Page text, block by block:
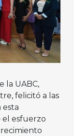
la UABC,
felicitó a las
esta
el esfuerzo